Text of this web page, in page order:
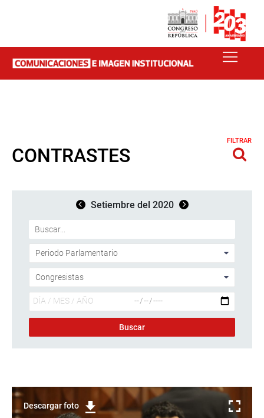
CONTRASTES
FILTRAR
Setiembre del 2020
Descargar foto